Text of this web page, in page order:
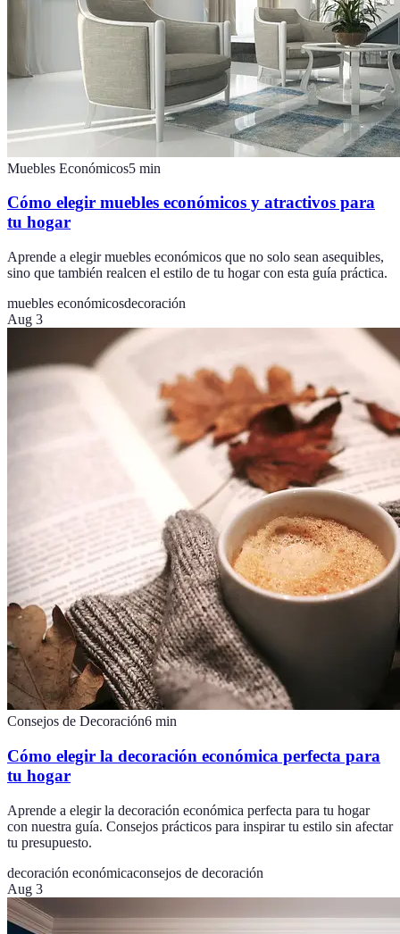
Muebles Económicos5 min
Cómo elegir muebles económicos y atractivos para
tu hogar
Aprende a elegir muebles económicos que no solo sean asequibles,
sino que también realcen el estilo de tu hogar con esta guía práctica.
muebles económicosdecoración
Aug 3
Consejos de Decoración6 min
Cómo elegir la decoración económica perfecta para
tu hogar
Aprende a elegir la decoración económica perfecta para tu hogar
con nuestra guía. Consejos prácticos para inspirar tu estilo sin afectar
tu presupuesto.
decoración económicaconsejos de decoración
Aug 3